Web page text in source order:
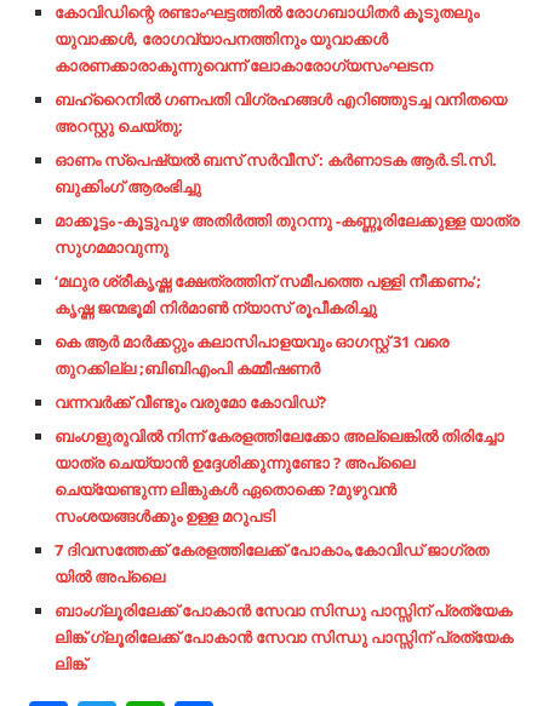
കോവിഡിന്റെ രണ്ടാംഘട്ടത്തില്‍ രോഗബാധിതര്‍ കൂടുതലും
യുവാക്കള്‍, രോഗവ്യാപനത്തിനും യുവാക്കള്‍
കാരണക്കാരാകുന്നുവെന്ന് ലോകാരോഗ്യസംഘടന
ബഹ്‌റൈനില്‍ ഗണപതി വിഗ്രഹങ്ങള്‍ എറിഞ്ഞുടച്ച വനിതയെ
അറസ്റ്റു ചെയ്തു;
ഓണം സ്പെഷ്യൽ ബസ് സർവീസ് : കർണാടക ആർ.ടി.സി.
ബുക്കിംഗ് ആരംഭിച്ചു
മാക്കൂട്ടം -കൂട്ടുപുഴ അതിർത്തി തുറന്നു -കണ്ണൂരിലേക്കുള്ള യാത്ര
സുഗമമാവുന്നു
‘മഥുര ശ്രീകൃഷ്ണ ക്ഷേത്രത്തിന് സമീപത്തെ പള്ളി നീക്കണം’;
കൃഷ്ണ ജന്മഭൂമി നിർമാൺ ന്യാസ് രൂപീകരിച്ചു
കെ ആർ മാർക്കറ്റും കലാസിപാളയവും ഓഗസ്റ്റ് 31 വരെ
തുറക്കില്ല ;ബിബിഎംപി കമ്മീഷണർ
വന്നവര്‍ക്ക്​ വീണ്ടും വരുമോ കോവിഡ്​?
ബംഗളുരുവിൽ നിന്ന് കേരളത്തിലേക്കോ അല്ലെങ്കിൽ തിരിച്ചോ
യാത്ര ചെയ്യാൻ ഉദ്ദേശിക്കുന്നുണ്ടോ ? അപ്ലൈ
ചെയ്യേണ്ടുന്ന ലിങ്കുകൾ ഏതൊക്കെ ?മുഴുവൻ
സംശയങ്ങൾക്കും ഉള്ള മറുപടി
7 ദിവസത്തേക്ക് കേരളത്തിലേക്ക് പോകാം,കോവിഡ് ജാഗ്രത
യിൽ അപ്ലൈ
ബാംഗ്ലൂരിലേക്ക് പോകാൻ സേവാ സിന്ധു പാസ്സിന് പ്രത്യേക
ലിങ്ക്ഗ്ലൂരിലേക്ക് പോകാൻ സേവാ സിന്ധു പാസ്സിന് പ്രത്യേക
ലിങ്ക്